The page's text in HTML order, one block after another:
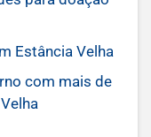
Estância Velha
com mais de